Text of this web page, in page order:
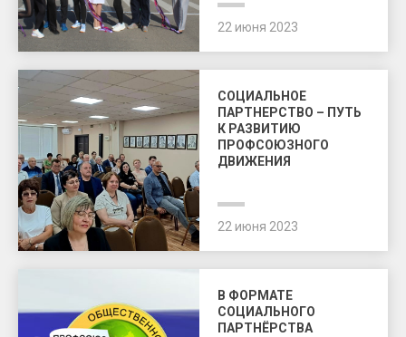
22 июня 2023
СОЦИАЛЬНОЕ
ПАРТНЕРСТВО – ПУТЬ
К РАЗВИТИЮ
ПРОФСОЮЗНОГО
ДВИЖЕНИЯ
22 июня 2023
В ФОРМАТЕ
СОЦИАЛЬНОГО
ПАРТНЁРСТВА